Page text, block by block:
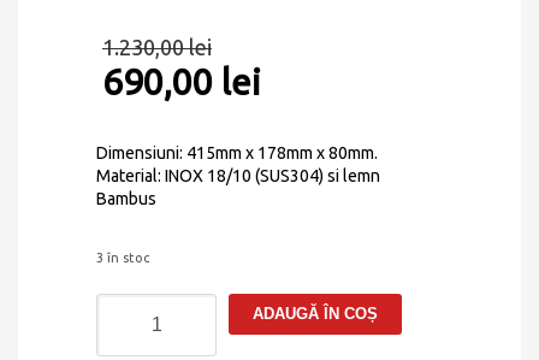
1.230,00lei
690,00 lei
Dimensiuni: 415mm x 178mm x 80mm.
Material: INOX 18/10 (SUS304) si lemn
Bambus
3 în stoc
ADAUGĂ ÎN COȘ